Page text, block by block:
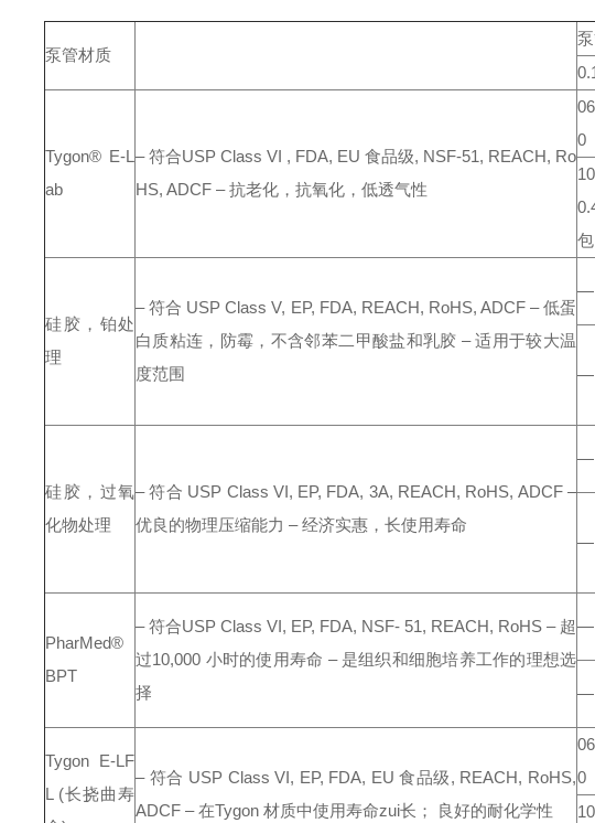
泵管材质
Tygon® E-L
ab
– 符合USP Class VI , FDA, EU 食品级, NSF-51, REACH, Ro
HS, ADCF – 抗老化，抗氧化，低透气性
0
包
硅胶，铂处
理
– 符合 USP Class V, EP, FDA, REACH, RoHS, ADCF– 低蛋
白质粘连，防霉，不含邻苯二甲酸盐和乳胶 – 适用于较大温
度范围
—
—
硅胶，过氧
化物处理
– 符合 USP Class VI, EP, FDA, 3A, REACH, RoHS, ADCF–
优良的物理压缩能力 – 经济实惠，长使用寿命
—
—
PharMed®
BPT
– 符合USP Class VI, EP, FDA, NSF- 51, REACH, RoHS – 超
过10,000 小时的使用寿命 – 是组织和细胞培养工作的理想选
择
—
—
Tygon E-LF
L (长挠曲寿
– 符合 USP Class VI, EP, FDA, EU 食品级, REACH, RoHS,
ADCF – 在Tygon 材质中使用寿命zui长； 良好的耐化学性
0